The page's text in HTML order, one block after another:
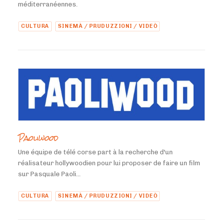
méditerranéennes.
CULTURA SINEMÀ / PRUDUZZIONI / VIDEÒ
Paoliwood
Une équipe de télé corse part à la recherche d'un
réalisateur hollywoodien pour lui proposer de faire un film
sur Pasquale Paoli...
CULTURA SINEMÀ / PRUDUZZIONI / VIDEÒ